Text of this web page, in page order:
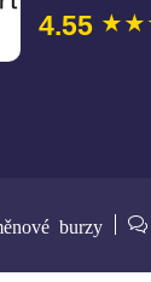
4.55
burzy